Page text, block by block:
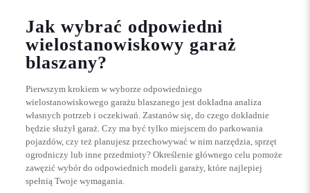
Jak wybrać odpowiedni
wielostanowiskowy garaż
blaszany?
Pierwszym krokiem w wyborze odpowiedniego
wielostanowiskowego garażu blaszanego jest dokładna analiza
własnych potrzeb i oczekiwań. Zastanów się, do czego dokładnie
będzie służył garaż. Czy ma być tylko miejscem do parkowania
pojazdów, czy też planujesz przechowywać w nim narzędzia, sprzęt
ogrodniczy lub inne przedmioty? Określenie głównego celu pomoże
zawęzić wybór do odpowiednich modeli garaży, które najlepiej
spełnią Twoje wymagania.